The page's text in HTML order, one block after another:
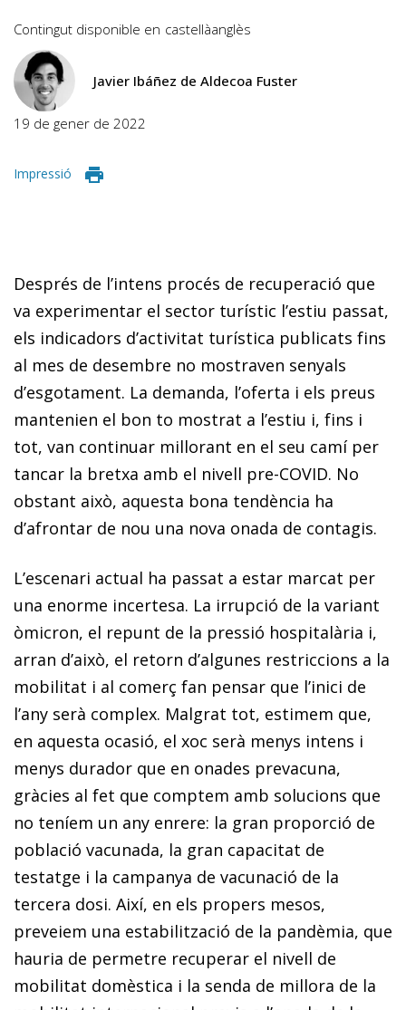
Contingut disponible en castellàanglès
Javier Ibáñez de Aldecoa Fuster
19 de gener de 2022
Impressió
Després de l’intens procés de recuperació que
va experimentar el sector turístic l’estiu passat,
els indicadors d’activitat turística publicats fins
al mes de desembre no mostraven senyals
d’esgotament. La demanda, l’oferta i els preus
mantenien el bon to mostrat a l’estiu i, fins i
tot, van continuar millorant en el seu camí per
tancar la bretxa amb el nivell pre-COVID. No
obstant això, aquesta bona tendència ha
d’afrontar de nou una nova onada de contagis.
L’escenari actual ha passat a estar marcat per
una enorme incertesa. La irrupció de la variant
òmicron, el repunt de la pressió hospitalària i,
arran d’això, el retorn d’algunes restriccions a la
mobilitat i al comerç fan pensar que l’inici de
l’any serà complex. Malgrat tot, estimem que,
en aquesta ocasió, el xoc serà menys intens i
menys durador que en onades prevacuna,
gràcies al fet que comptem amb solucions que
no teníem un any enrere: la gran proporció de
població vacunada, la gran capacitat de
testatge i la campanya de vacunació de la
tercera dosi. Així, en els propers mesos,
preveiem una estabilització de la pandèmia, que
hauria de permetre recuperar el nivell de
mobilitat domèstica i la senda de millora de la